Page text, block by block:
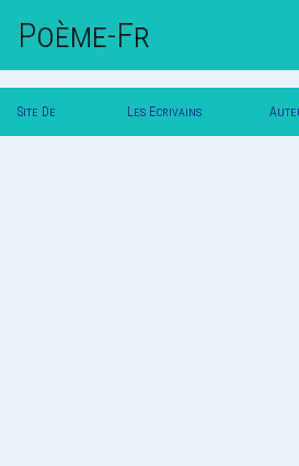
Poème-Fr
Site De Les Ecrivains